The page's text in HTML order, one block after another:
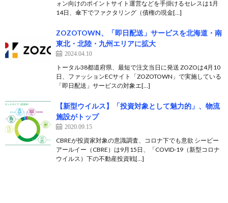
ォン向けのポイントサイト運営などを手掛けるセレスは1月
14日、傘下でファクタリング（債権の現金[…]
ZOZOTOWN、「即日配送」サービスを北海道・南
東北・北陸・九州エリアに拡大
2024.04.10
トータル38都道府県、最短で注文当日に発送 ZOZOは4月10
日、ファッションECサイト「ZOZOTOWN」で実施している
「即日配送」サービスの対象エ[…]
【新型ウイルス】「投資対象として魅力的」、物流
施設がトップ
2020.09.15
CBREが投資家対象の意識調査、コロナ下でも意欲 シービー
アールイー（CBRE）は9月15日、「COVID-19（新型コロナ
ウイルス）下の不動産投資戦[…]